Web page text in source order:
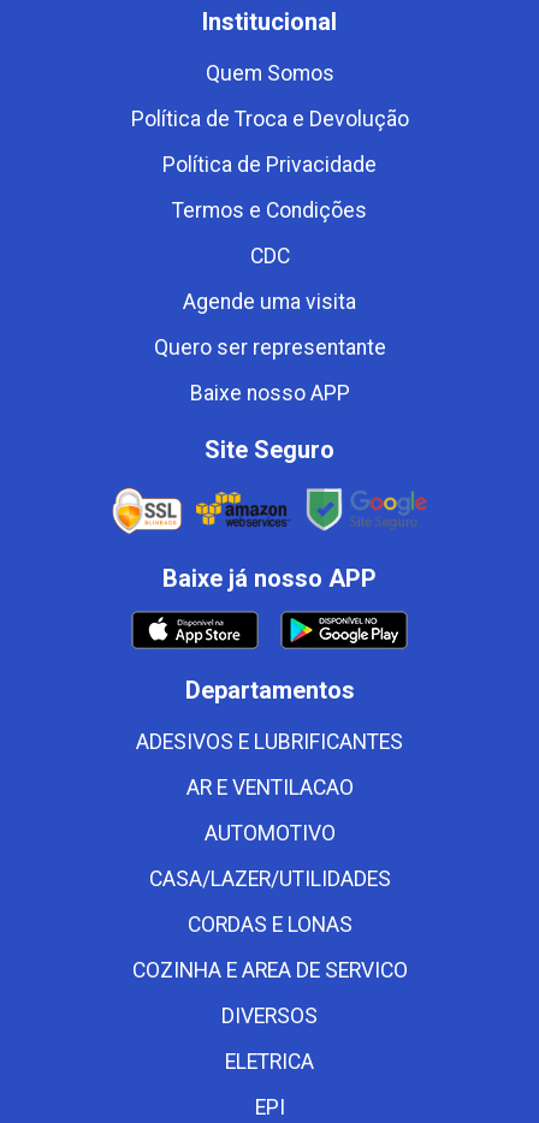
Institucional
Quem Somos
Política de Troca e Devolução
Política de Privacidade
Termos e Condições
CDC
Agende uma visita
Quero ser representante
Baixe nosso APP
Site Seguro
Baixe já nosso APP
Departamentos
ADESIVOS E LUBRIFICANTES
AR E VENTILACAO
AUTOMOTIVO
CASA/LAZER/UTILIDADES
CORDAS E LONAS
COZINHA E AREA DE SERVICO
DIVERSOS
ELETRICA
EPI